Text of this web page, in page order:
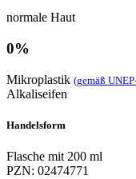
normale Haut
0%
Mikroplastik (gemäß
Alkaliseifen
Handelsform
Flasche mit 200 ml
PZN: 02474771